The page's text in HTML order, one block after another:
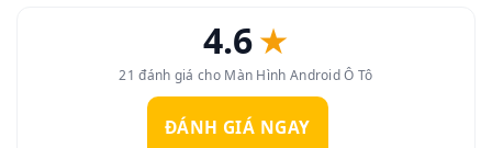
4.6★
21 đánh giá cho Màn Hình Android Ô Tô
ĐÁNH GIÁ NGAY